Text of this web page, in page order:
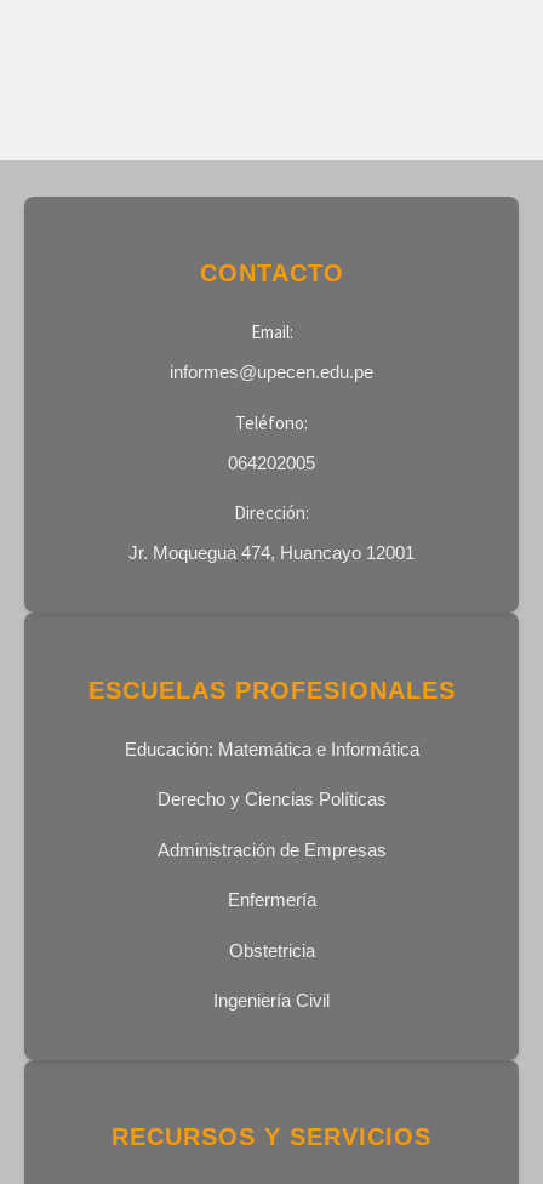
CONTACTO
Email:
informes@upecen.edu.pe
Teléfono:
064202005
Dirección:
Jr. Moquegua 474, Huancayo 12001
ESCUELAS PROFESIONALES
Educación: Matemática e Informática
Derecho y Ciencias Políticas
Administración de Empresas
Enfermería
Obstetricia
Ingeniería Civil
RECURSOS Y SERVICIOS